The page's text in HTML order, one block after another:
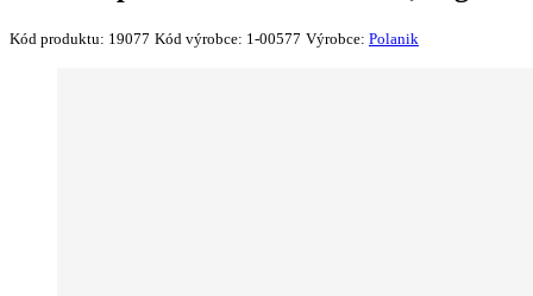
Kód produktu: 19077 Kód výrobce: 1-00577 Výrobce: Polanik